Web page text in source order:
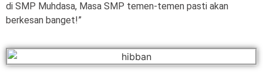
di SMP Muhdasa, Masa SMP temen-temen pasti akan
berkesan banget!”